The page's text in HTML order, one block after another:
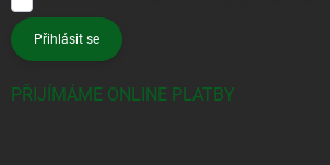
Přihlásit se
PŘIJÍMÁME ONLINE PLATBY